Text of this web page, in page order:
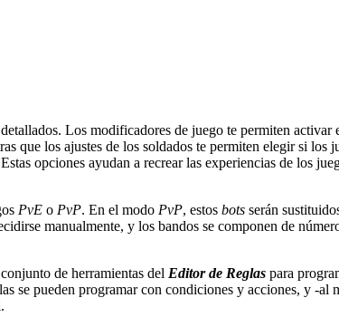
Los modificadores de juego te permiten
que los ajustes de los soldados te permiten elegir si
opciones ayudan a recrear las experiencias de los
PvE o PvP. En el modo PvP, estos bots serán
manualmente, y los bandos se componen de
de herramientas del Editorde Reglas para
se pueden programar con condiciones y acciones, y -